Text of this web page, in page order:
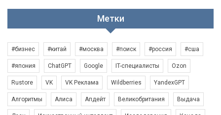
Метки
#бизнес #китай #москва #поиск #россия #сша
#япония ChatGPT Google IT-специалисты Ozon
Rustore VK VK Реклама Wildberries YandexGPT
Алгоритмы Алиса Апдейт Великобритания Выдача